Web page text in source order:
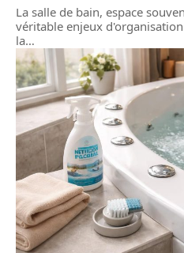
La salle de bain, espace
véritable enjeux
la…